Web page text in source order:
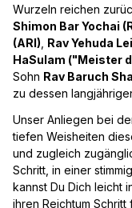
Wurzeln reichen
Shimon Bar Yochai
(ARI) Rav Yehuda
HaSulam ("Meister
Sohn Rav Baruch
zu dessen
Unser Anliegen bei
tiefen Weisheiten
und zugleich
Schritt, in einer
kannst Du Dich leicht
ihren Reichtum